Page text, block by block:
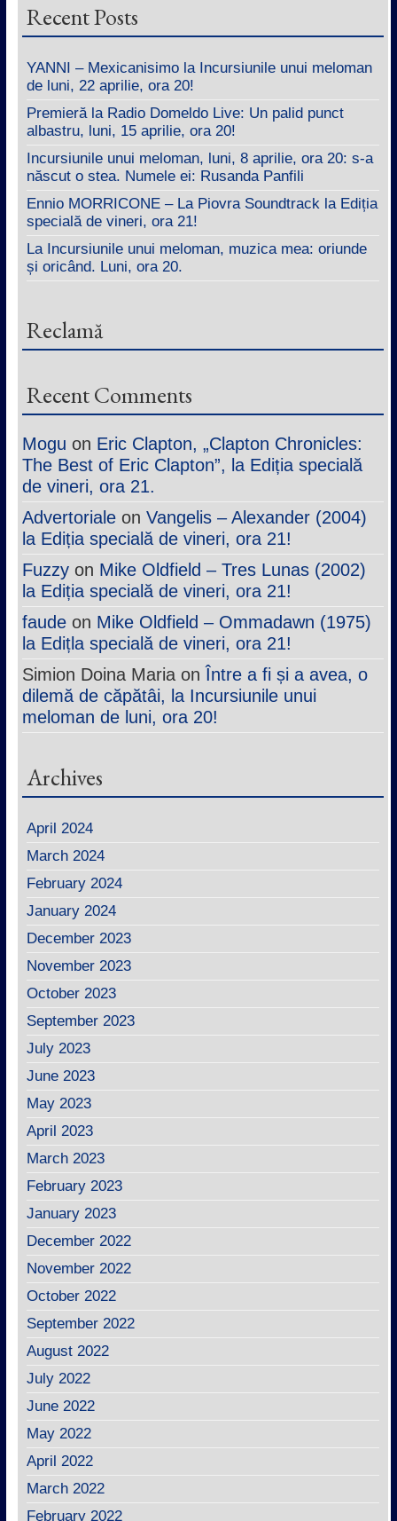
Recent Posts
YANNI – Mexicanisimo la Incursiunile unui meloman
de luni, 22 aprilie, ora 20!
Premieră la Radio Domeldo Live: Un palid punct
albastru, luni, 15 aprilie, ora 20!
Incursiunile unui meloman, luni, 8 aprilie, ora 20: s-a
născut o stea. Numele ei: Rusanda Panfili
Ennio MORRICONE – La Piovra Soundtrack la Ediția
specială de vineri, ora 21!
La Incursiunile unui meloman, muzica mea: oriunde
și oricând. Luni, ora 20.
Reclamă
Recent Comments
Mogu on Eric Clapton, „Clapton Chronicles:
The Best of Eric Clapton”, la Ediția specială
de vineri, ora 21.
Advertorialeon Vangelis – Alexander (2004)
la Ediția specială de vineri, ora 21!
Fuzzyon Mike Oldfield – Tres Lunas (2002)
la Ediția specială de vineri, ora 21!
faudeon Mike Oldfield – Ommadawn (1975)
la Edițla specială de vineri, ora 21!
Simion Doina MariaonÎntre a fi și a avea, o
dilemă de căpătâi, la Incursiunile unui
meloman de luni, ora 20!
Archives
April 2024
March 2024
February 2024
January 2024
December 2023
November 2023
October 2023
September 2023
July 2023
June 2023
May 2023
April 2023
March 2023
February 2023
January 2023
December 2022
November 2022
October 2022
September 2022
August 2022
July 2022
June 2022
May 2022
April 2022
March 2022
February 2022